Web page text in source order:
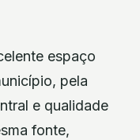
espaço
pela
e qualidade
fonte,